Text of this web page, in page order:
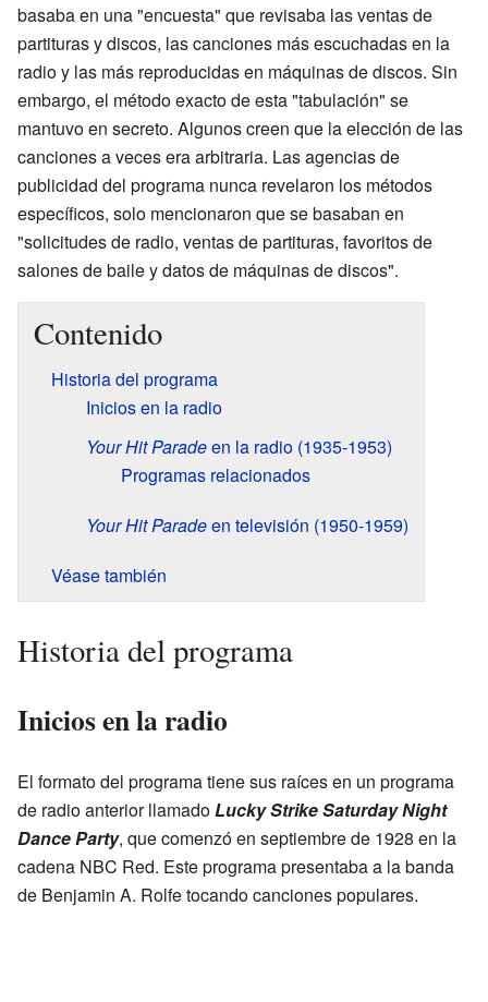
basaba en una "encuesta" que revisaba las ventas de
partituras y discos, las canciones más escuchadas en la
radio y las más reproducidas en máquinas de discos. Sin
embargo, el método exacto de esta "tabulación" se
mantuvo en secreto. Algunos creen que la elección de las
canciones a veces era arbitraria. Las agencias de
publicidad del programa nunca revelaron los métodos
específicos, solo mencionaron que se basaban en
"solicitudes de radio, ventas de partituras, favoritos de
salones de baile y datos de máquinas de discos".
Contenido
Historia del programa
Inicios en la radio
Your Hit Paradeen la radio (1935-1953)
Programas relacionados
Your Hit Paradeen televisión (1950-1959)
Véase también
Historia del programa
Inicios en la radio
El formato del programa tiene sus raíces en un programa
de radio anterior llamadoLucky Strike Saturday Night
Dance Party, que comenzó en septiembre de 1928 en la
cadena NBC Red. Este programa presentaba a la banda
de Benjamin A. Rolfe tocando canciones populares.